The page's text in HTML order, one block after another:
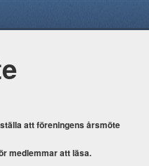
att föreningens årsmöte
medlemmar att läsa.